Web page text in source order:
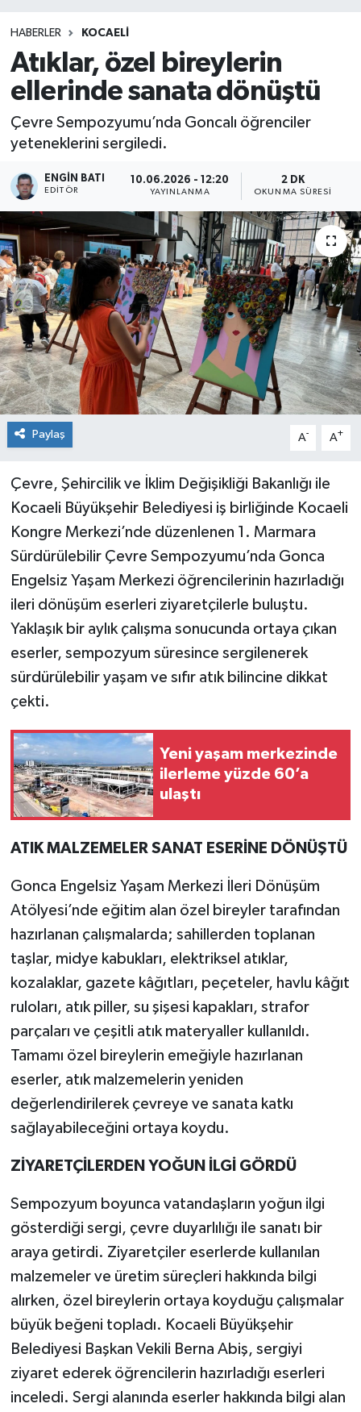
HABERLER KOCAELİ
Atıklar, özel bireylerin
ellerinde sanata dönüştü
Çevre Sempozyumu’nda Goncalı öğrenciler
yeteneklerini sergiledi.
ENGIN BATI
EDITÖR
10.06.2026 - 12:20
YAYINLANMA
2 DK
OKUNMA SÜRESI
Paylaş A- A+
Çevre, Şehircilik ve İklim Değişikliği Bakanlığı ile
Kocaeli Büyükşehir Belediyesi iş birliğinde Kocaeli
Kongre Merkezi’nde düzenlenen 1. Marmara
Sürdürülebilir Çevre Sempozyumu’nda Gonca
Engelsiz Yaşam Merkezi öğrencilerinin hazırladığı
ileri dönüşüm eserleri ziyaretçilerle buluştu.
Yaklaşık bir aylık çalışma sonucunda ortaya çıkan
eserler, sempozyum süresince sergilenerek
sürdürülebilir yaşam ve sıfır atık bilincine dikkat
çekti.
Yeni yaşam merkezinde
ilerleme yüzde 60’a
ulaştı
ATIK MALZEMELER SANAT ESERİNE DÖNÜŞTÜ
Gonca Engelsiz Yaşam Merkezi İleri Dönüşüm
Atölyesi’nde eğitim alan özel bireyler tarafından
hazırlanan çalışmalarda; sahillerden toplanan
taşlar, midye kabukları, elektriksel atıklar,
kozalaklar, gazete kâğıtları, peçeteler, havlu kâğıt
ruloları, atık piller, su şişesi kapakları, strafor
parçaları ve çeşitli atık materyaller kullanıldı.
Tamamı özel bireylerin emeğiyle hazırlanan
eserler, atık malzemelerin yeniden
değerlendirilerek çevreye ve sanata katkı
sağlayabileceğini ortaya koydu.
ZİYARETÇİLERDEN YOĞUN İLGİ GÖRDÜ
Sempozyum boyunca vatandaşların yoğun ilgi
gösterdiği sergi, çevre duyarlılığı ile sanatı bir
araya getirdi. Ziyaretçiler eserlerde kullanılan
malzemeler ve üretim süreçleri hakkında bilgi
alırken, özel bireylerin ortaya koyduğu çalışmalar
büyük beğeni topladı. Kocaeli Büyükşehir
Belediyesi Başkan Vekili Berna Abiş, sergiyi
ziyaret ederek öğrencilerin hazırladığı eserleri
inceledi. Sergi alanında eserler hakkında bilgi alan